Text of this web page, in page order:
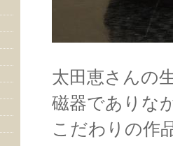
太田恵さんの
磁器でありな
こだわりの作